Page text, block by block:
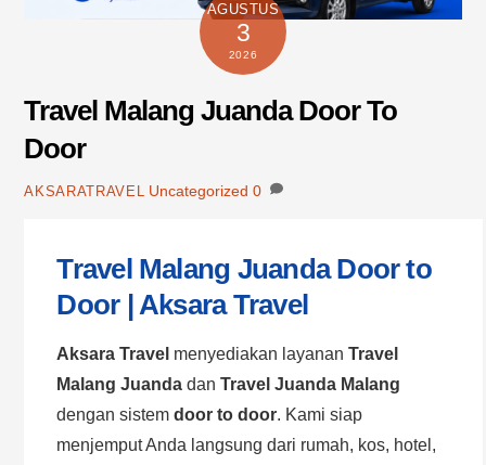
AGUSTUS
3
2026
Travel Malang Juanda Door To
Door
AKSARATRAVEL Uncategorized 0
Travel Malang Juanda Door to
Door | Aksara Travel
Aksara Travel menyediakan layananTravel
Malang Juanda danTravel Juanda Malang
dengan sistemdoor to door. Kami siap
menjemput Anda langsung dari rumah, kos, hotel,